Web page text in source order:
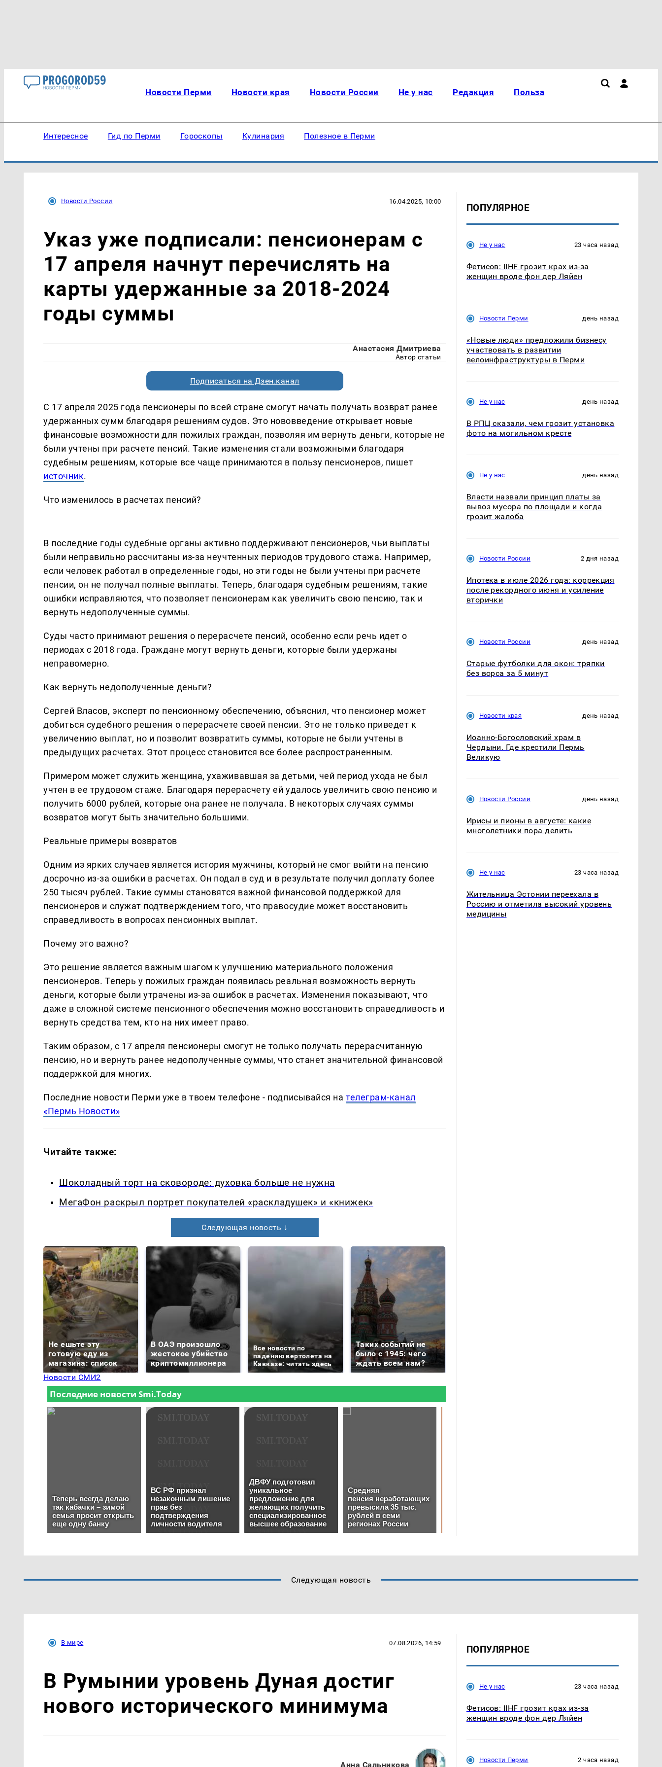
Новости Перми Новости края Новости России Не у нас Редакция Польза
Интересное Гид по Перми Гороскопы Кулинария Полезное в Перми
Новости России 16.04.2025, 10:00
Указ уже подписали: пенсионерам с
17 апреля начнут перечислять на
карты удержанные за 2018-2024
годы суммы
Анастасия Дмитриева
Автор статьи
Подписаться на Дзен.канал
С 17 апреля 2025 года пенсионеры по всей стране смогут начать получать возврат ранее
удержанных сумм благодаря решениям судов. Это нововведение открывает новые
финансовые возможности для пожилых граждан, позволяя им вернуть деньги, которые не
были учтены при расчете пенсий. Такие изменения стали возможными благодаря
судебным решениям, которые все чаще принимаются в пользу пенсионеров, пишет
источник.
Что изменилось в расчетах пенсий?
В последние годы судебные органы активно поддерживают пенсионеров, чьи выплаты
были неправильно рассчитаны из-за неучтенных периодов трудового стажа. Например,
если человек работал в определенные годы, но эти годы не были учтены при расчете
пенсии, он не получал полные выплаты. Теперь, благодаря судебным решениям, такие
ошибки исправляются, что позволяет пенсионерам как увеличить свою пенсию, так и
вернуть недополученные суммы.
Суды часто принимают решения о перерасчете пенсий, особенно если речь идет о
периодах с 2018 года. Граждане могут вернуть деньги, которые были удержаны
неправомерно.
Как вернуть недополученные деньги?
Сергей Власов, эксперт по пенсионному обеспечению, объяснил, что пенсионер может
добиться судебного решения о перерасчете своей пенсии. Это не только приведет к
увеличению выплат, но и позволит возвратить суммы, которые не были учтены в
предыдущих расчетах. Этот процесс становится все более распространенным.
Примером может служить женщина, ухаживавшая за детьми, чей период ухода не был
учтен в ее трудовом стаже. Благодаря перерасчету ей удалось увеличить свою пенсию и
получить 6000 рублей, которые она ранее не получала. В некоторых случаях суммы
возвратов могут быть значительно большими.
Реальные примеры возвратов
Одним из ярких случаев является история мужчины, который не смог выйти на пенсию
досрочно из-за ошибки в расчетах. Он подал в суд и в результате получил доплату более
250 тысяч рублей. Такие суммы становятся важной финансовой поддержкой для
пенсионеров и служат подтверждением того, что правосудие может восстановить
справедливость в вопросах пенсионных выплат.
Почему это важно?
Это решение является важным шагом к улучшению материального положения
пенсионеров. Теперь у пожилых граждан появилась реальная возможность вернуть
деньги, которые были утрачены из-за ошибок в расчетах. Изменения показывают, что
даже в сложной системе пенсионного обеспечения можно восстановить справедливость и
вернуть средства тем, кто на них имеет право.
Таким образом, с 17 апреля пенсионеры смогут не только получать перерасчитанную
пенсию, но и вернуть ранее недополученные суммы, что станет значительной финансовой
поддержкой для многих.
Последние новости Перми уже в твоем телефоне - подписывайся нателеграм-канал
«Пермь Новости»
Читайте также:
Шоколадный торт на сковороде: духовка больше не нужна
МегаФон раскрыл портрет покупателей «раскладушек» и «книжек»
Следующая новость ↓
Не ешьте эту
готовую еду из
магазина: список
В ОАЭ произошло
жестокое убийство
криптомиллионера
Все новости по
падению вертолета на
Кавказе: читать здесь
Таких событий не
было с 1945: чего
ждать всем нам?
Новости СМИ2
ПОПУЛЯРНОЕ
Не у нас 23 часа назад
Фетисов: IIHF грозит крах из-за
женщин вроде фон дер Ляйен
Новости Перми день назад
«Новые люди» предложили бизнесу
участвовать в развитии
велоинфраструктуры в Перми
Не у нас день назад
В РПЦ сказали, чем грозит установка
фото на могильном кресте
Не у нас день назад
Власти назвали принцип платы за
вывоз мусора по площади и когда
грозит жалоба
Новости России 2 дня назад
Ипотека в июле 2026 года: коррекция
после рекордного июня и усиление
вторички
Новости России день назад
Старые футболки для окон: тряпки
без ворса за 5 минут
Новости края день назад
Иоанно-Богословский храм в
Чердыни. Где крестили Пермь
Великую
Новости России день назад
Ирисы и пионы в августе: какие
многолетники пора делить
Не у нас 23 часа назад
Жительница Эстонии переехала в
Россию и отметила высокий уровень
медицины
Следующая новость
В мире 07.08.2026, 14:59
В Румынии уровень Дуная достиг
нового исторического минимума
Анна Сальникова
ПОПУЛЯРНОЕ
Не у нас 23 часа назад
Фетисов: IIHF грозит крах из-за
женщин вроде фон дер Ляйен
Новости Перми 2 часа назад